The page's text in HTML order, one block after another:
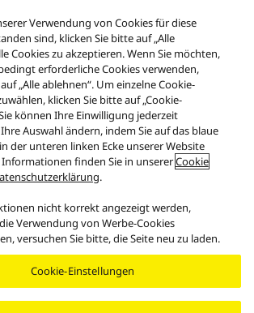
Verwendung von Cookies für diese
sind, klicken Sie bitte auf „Alle
Cookies zu akzeptieren. Wenn Sie möchten,
erforderliche Cookies verwenden,
„Alle ablehnen“. Um einzelne Cookie-
klicken Sie bitte auf „Cookie-
können Ihre Einwilligung jederzeit
Auswahl ändern, indem Sie auf das blaue
der unteren linken Ecke unserer Website
Informationen finden Sie in unsererCookie
.
nicht korrekt angezeigt werden,
Verwendung von Werbe-Cookies
versuchen Sie bitte, die Seite neu zu laden.
Cookie-Einstellungen